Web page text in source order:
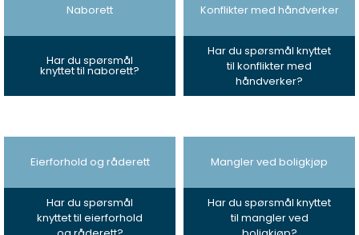
Naborett
Har du spørsmål
knyttet til naborett?
Konflikter med håndverker
Har du spørsmål knyttet
til konflikter med
håndverker?
Eierforhold og råderett
Har du spørsmål
knyttet til eierforhold
Mangler ved boligkjøp
Har du spørsmål knyttet
til mangler ved